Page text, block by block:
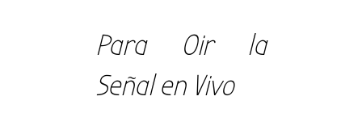
Para Oir la
Señal en Vivo